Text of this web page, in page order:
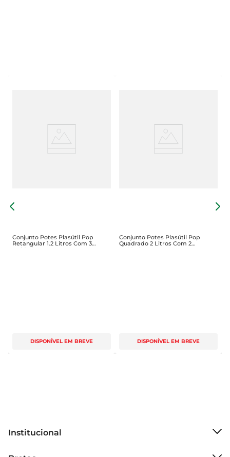
Conjunto Potes Plasútil Pop
Retangular 1.2 Litros Com 3
Unidades
DISPONÍVEL EM BREVE
Conjunto Potes Plasútil Pop
Quadrado 2 Litros Com 2
Unidades
DISPONÍVEL EM BREVE
Institucional